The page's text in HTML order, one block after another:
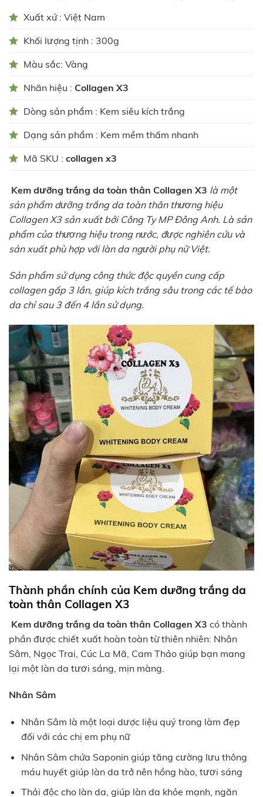
Xuất xứ : Việt Nam
Khối lượng tịnh : 300g
Màu sắc: Vàng
Nhãn hiệu : Collagen X3
Dòng sản phẩm : Kem siêu kích trắng
Dạng sản phẩm : Kem mềm thấm nhanh
Mã SKU : collagen x3
Kem dưỡng trắng da toàn thân Collagen X3 là một
sản phẩm dưỡng trắng da toàn thân thương hiệu
Collagen X3 sản xuất bởi Công Ty MP Đông Anh. Là sản
phẩm của thương hiệu trong nước, được nghiên cứu và
sản xuất phù hợp với làn da người phụ nữ Việt.
Sản phẩm sử dụng công thức độc quyền cung cấp
collagen gấp 3 lần, giúp kích trắng sâu trong các tế bào
da chỉ sau 3 đến 4 lần sử dụng.
Thành phần chính của Kem dưỡng trắng da
toàn thân Collagen X3
Kem dưỡng trắng da toàn thân Collagen X3 có thành
phần được chiết xuất hoàn toàn từ thiên nhiên: Nhân
Sâm, Ngọc Trai, Cúc La Mã, Cam Thảo giúp bạn mang
lại một làn da tươi sáng, mịn màng.
Nhân Sâm
Nhân Sâm là một loại dược liệu quý trong làm đẹp
đối với các chị em phụ nữ
Nhân Sâm chứa Saponin giúp tăng cường lưu thông
máu huyết giúp làn da trở nên hồng hào, tươi sáng
Thải độc cho làn da, giúp làn da khỏe mạnh, ngăn